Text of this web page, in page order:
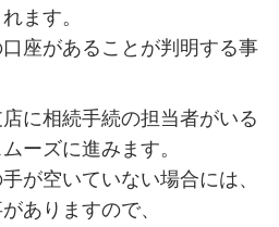
ます。
座があることが判明する事
に相続手続の担当者がいる
ーズに進みます。
が空いていない場合には、
ありますので、